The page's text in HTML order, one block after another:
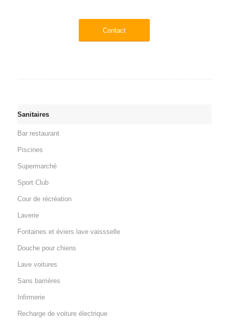
Contact
Sanitaires
Bar restaurant
Piscines
Supermarché
Sport Club
Cour de récréation
Laverie
Fontaines et éviers lave vaissselle
Douche pour chiens
Lave voitures
Sans barrières
Infirmerie
Recharge de voiture électrique